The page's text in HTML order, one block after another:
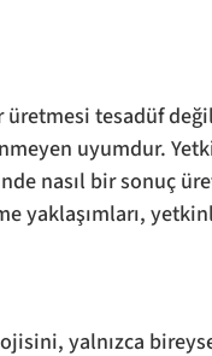
tesadüf
uyumdur.
nasıl bir sonuç
yaklaşımları,
yalnızca